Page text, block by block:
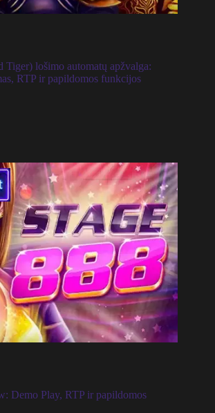
Tiger) lošimo automatų apžvalga:
RTP ir papildomos funkcijos
Demo Play, RTP ir papildomos